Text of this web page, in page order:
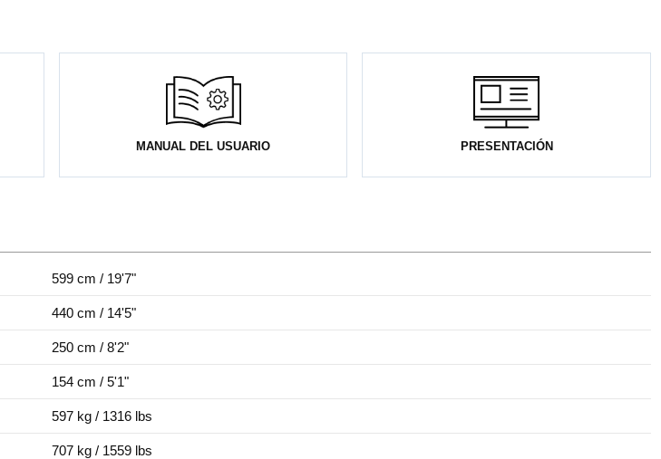
MANUAL DEL USUARIO PRESENTACIÓN
599 cm / 19'7"
440 cm / 14'5"
250 cm / 8'2"
154 cm / 5'1"
597 kg / 1316 lbs
707 kg / 1559 lbs